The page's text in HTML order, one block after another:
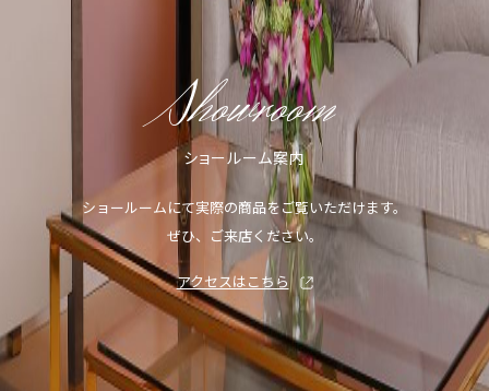
Showroom
ショールーム案内
ショールームにて実際の商品をご覧いただけます。
ぜひ、ご来店ください。
アクセスはこちら